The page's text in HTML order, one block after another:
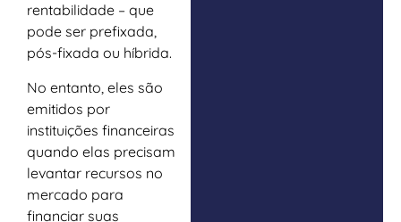
rentabilidade – que
pode ser prefixada,
pós-fixada ou híbrida.
No entanto, eles são
emitidos por
instituições financeiras
quando elas precisam
levantar recursos no
mercado para
financiar suas